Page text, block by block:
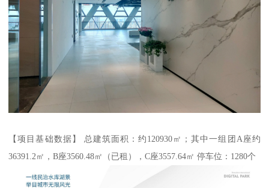
【项目基础数据】 总建筑面积：约120930㎡；其中一组团A座约
36391.2㎡，B座3560.48㎡（已租），C座3557.64㎡ 停车位：1280个